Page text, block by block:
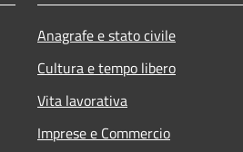
Anagrafe e stato civile
Cultura e tempo libero
Vita lavorativa
Imprese e Commercio